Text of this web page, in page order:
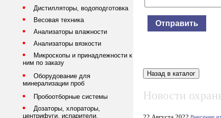
Дистилляторы, водоподготовка
Весовая техника
Анализаторы влажности
Анализаторы вязкости
Микроскопы и принадлежности к
ним по заказу
Оборудование для
минерализации проб
Пробоотборные системы
Дозаторы, хлораторы,
центрифуги, испарители,
Новости
22 Августа 2022 Внесение